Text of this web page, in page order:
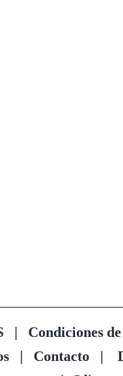
| Condiciones
| Contacto |